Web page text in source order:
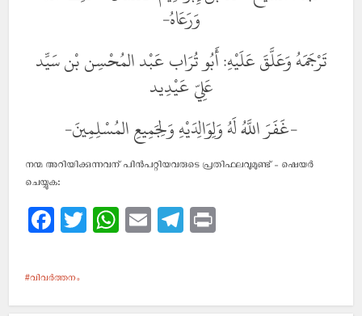
وَرَعَاهُ-
تَرْجَمَهُ وَعَلَّقَ عَلَيْهِ: أَبُو تُرَاب عَبْد المُحْسِن بْن سَيِّد
عَلِيّ عَيْدِيد
-غَفَرَ اللَّهُ لَهُ وَلِوَالِدَيْهِ وَلِجَمِيعِ المُسْلِمِينَ-
നന്മ അറിയിക്കുന്നവന് പിന്‍പറ്റിയവരുടെ പ്രതിഫലവുമുണ്ട് - ഷെയര്‍
ചെയ്യുക:
Facebook
TwitterWhatsApp
EmailTelegram
വിവര്‍ത്തനം